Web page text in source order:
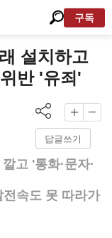
구독
설치하고
반 '유죄'
답글쓰기
고 '통화·문자·
속도 못 따라가